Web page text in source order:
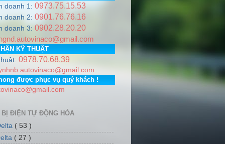
. Hotline 0978.706.839 / 0973.751.553
Lâm, Thành phố Hà Nội. PGD: Số nhà 7, dãy 5, tổ dân
doanh 1: 0973.75.15.53
doanh 2: 0901.76.76.16
doanh 3: 0902.28.20.20
KỸ THUẬT
0978.70.68.39
được phục vụ quý khách !
BỊ ĐIỆN TỰ ĐỘNG HÓA
( 53 )
( 27 )